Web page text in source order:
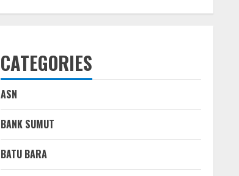
CATEGORIES
ASN
BANK SUMUT
BATU BARA